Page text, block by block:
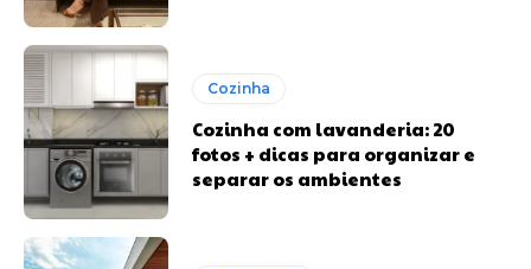
Cozinha
Cozinha com lavanderia: 20
fotos + dicas para organizar e
separar os ambientes